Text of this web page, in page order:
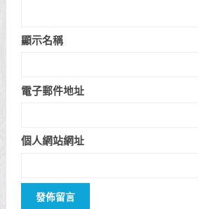
顯示名稱
電子郵件地址
個人網站網址